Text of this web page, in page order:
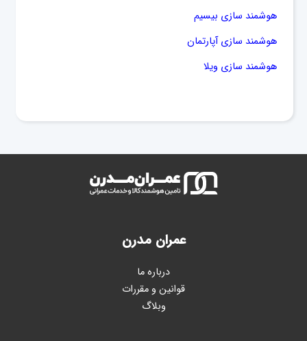
هوشمند سازی بیسیم
هوشمند سازی آپارتمان
هوشمند سازی ویلا
عمران مدرن
درباره ما
قوانین و مقررات
وبلاگ